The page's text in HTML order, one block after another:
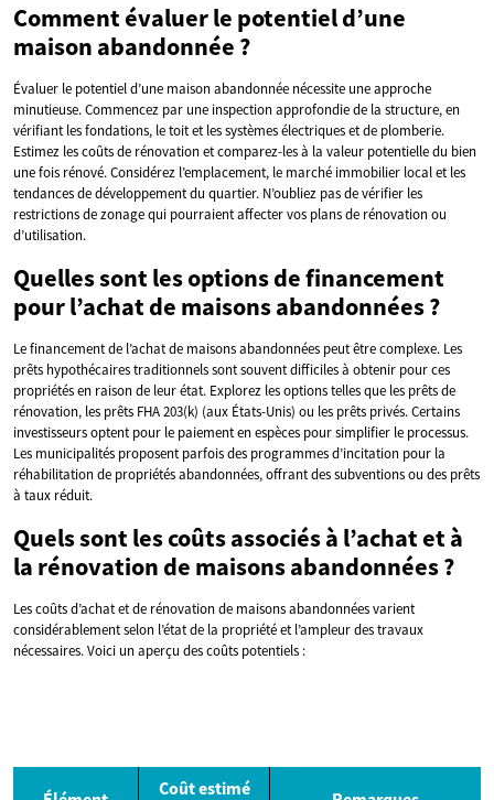
Comment évaluer le potentiel d’une
maison abandonnée ?
Évaluer le potentiel d’une maison abandonnée nécessite une approche
minutieuse. Commencez par une inspection approfondie de la structure, en
vérifiant les fondations, le toit et les systèmes électriques et de plomberie.
Estimez les coûts de rénovation et comparez-les à la valeur potentielle du bien
une fois rénové. Considérez l’emplacement, le marché immobilier local et les
tendances de développement du quartier. N’oubliez pas de vérifier les
restrictions de zonage qui pourraient affecter vos plans de rénovation ou
d’utilisation.
Quelles sont les options de financement
pour l’achat de maisons abandonnées ?
Le financement de l’achat de maisons abandonnées peut être complexe. Les
prêts hypothécaires traditionnels sont souvent difficiles à obtenir pour ces
propriétés en raison de leur état. Explorez les options telles que les prêts de
rénovation, les prêts FHA 203(k) (aux États-Unis) ou les prêts privés. Certains
investisseurs optent pour le paiement en espèces pour simplifier le processus.
Les municipalités proposent parfois des programmes d’incitation pour la
réhabilitation de propriétés abandonnées, offrant des subventions ou des prêts
à taux réduit.
Quels sont les coûts associés à l’achat et à
la rénovation de maisons abandonnées ?
Les coûts d’achat et de rénovation de maisons abandonnées varient
considérablement selon l’état de la propriété et l’ampleur des travaux
nécessaires. Voici un aperçu des coûts potentiels :
Coût estimé